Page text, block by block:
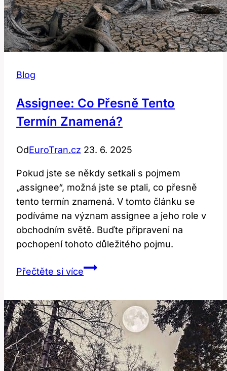
Blog
Assignee: Co Přesně Tento
Termín Znamená?
OdEuroTran.cz 23. 6. 2025
Pokud jste se někdy setkali s pojmem
„assignee“, možná jste se ptali, co přesně
tento termín znamená. V tomto článku se
podíváme na význam assignee a jeho role v
obchodním světě. Buďte připraveni na
pochopení tohoto důležitého pojmu.
Přečtěte si víceAssignee:
tento
termín
znamená?